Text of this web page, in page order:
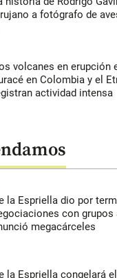
a fotógrafo de
volcanes en erupción
en Colombia y el
actividad intensa
la Espriella dio por
con grupos
megacárceles
la Espriella congelará